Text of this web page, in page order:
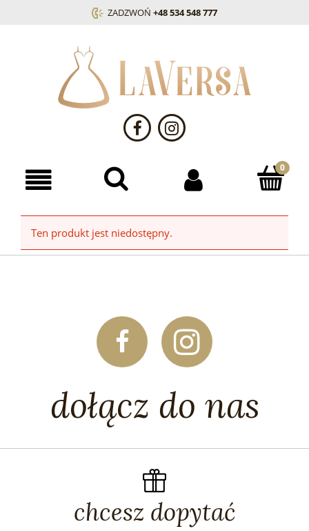
ZADZWOŃ +48 534 548 777
Ten produkt jest niedostępny.
dołącz do nas
chcesz dopytać